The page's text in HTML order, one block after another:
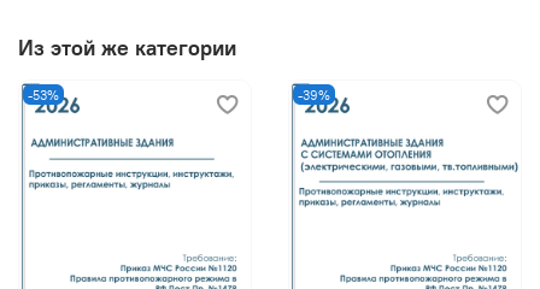
Из этой же категории
-53% -39%